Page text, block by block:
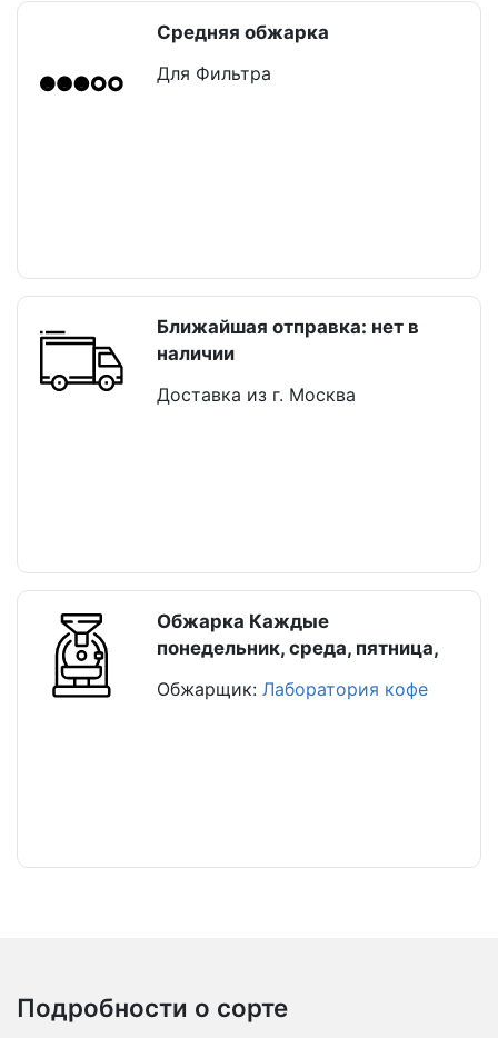
Средняя обжарка
Для Фильтра
Ближайшая отправка: нет в
наличии
Доставка из г. Москва
Обжарка Каждые
понедельник, среда, пятница,
Обжарщик:Лаборатория кофе
Подробности о сорте